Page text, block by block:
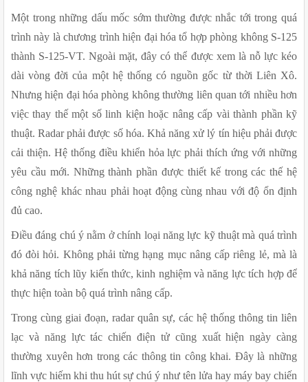
Một trong những dấu mốc sớm thường được nhắc tới trong quá
trình này là chương trình hiện đại hóa tổ hợp phòng không S-125
thành S-125-VT. Ngoài mặt, đây có thể được xem là nỗ lực kéo
dài vòng đời của một hệ thống có nguồn gốc từ thời Liên Xô.
Nhưng hiện đại hóa phòng không thường liên quan tới nhiều hơn
việc thay thế một số linh kiện hoặc nâng cấp vài thành phần kỹ
thuật. Radar phải được số hóa. Khả năng xử lý tín hiệu phải được
cải thiện. Hệ thống điều khiển hỏa lực phải thích ứng với những
yêu cầu mới. Những thành phần được thiết kế trong các thế hệ
công nghệ khác nhau phải hoạt động cùng nhau với độ ổn định
đủ cao.
Điều đáng chú ý nằm ở chính loại năng lực kỹ thuật mà quá trình
đó đòi hỏi. Không phải từng hạng mục nâng cấp riêng lẻ, mà là
khả năng tích lũy kiến thức, kinh nghiệm và năng lực tích hợp để
thực hiện toàn bộ quá trình nâng cấp.
Trong cùng giai đoạn, radar quân sự, các hệ thống thông tin liên
lạc và năng lực tác chiến điện tử cũng xuất hiện ngày càng
thường xuyên hơn trong các thông tin công khai. Đây là những
lĩnh vực hiếm khi thu hút sự chú ý như tên lửa hay máy bay chiến